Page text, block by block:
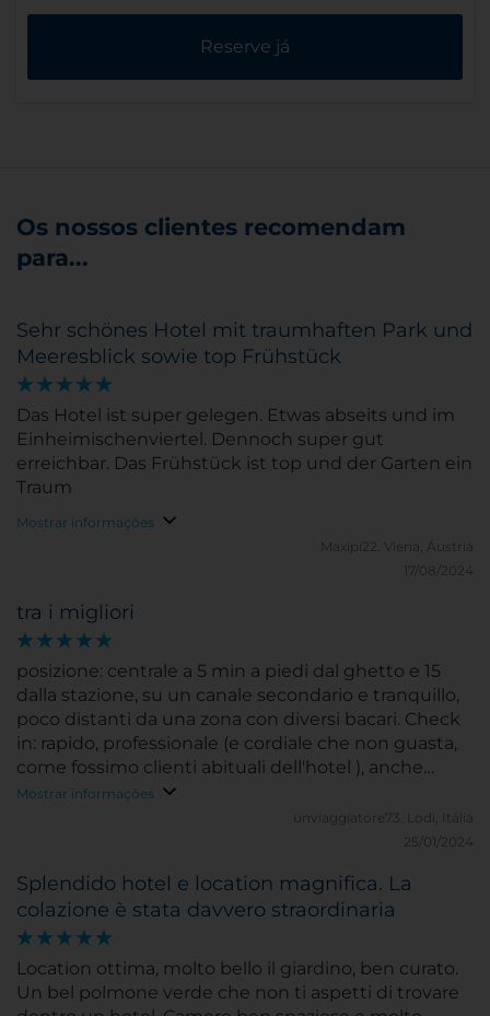
Reserve já
Os nossos clientes recomendam
para...
Sehr schönes Hotel mit traumhaften Park und
Meeresblick sowie top Frühstück
Das Hotel ist super gelegen. Etwas abseits und im
Einheimischenviertel. Dennoch super gut
erreichbar. Das Frühstück ist top und der Garten ein
Traum
Mostrar informações
Maxipi22.
Viena, Áustria
17/08/2024
tra i migliori
posizione: centrale a 5 min a piedi dal ghetto e 15
dalla stazione, su un canale secondario e tranquillo,
poco distanti da una zona con diversi bacari. Check
in: rapido, professionale (e cordiale che non guasta,
come fossimo clienti abituali dell'hotel ), anche
comodo (seduti su comode sedie! prima volta...).
Upgrade con stanza sul canale, silenziosissima e
arredata stile veneziano, giusta nelle dimensioni,
ma da poco ristrutturato con gusto. Ambienti
comuni: sontuosi, in stile veneziano per respirare
l'esperienza unica della citta'. Unico piccolo difetto
minibar un poco rumoroso (basta spegnerlo se si
vuole di notte)Sale superiori assolutamente da
vedere. Grande giardino esterno (a Venezia!) ben
Mostrar informações
unviaggiatore73.
Lodi, Itália
25/01/2024
Splendido hotel e location magnifica. La
colazione è stata davvero straordinaria
Location ottima, molto bello il giardino, ben curato.
Un bel polmone verde che non ti aspetti di trovare